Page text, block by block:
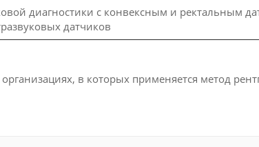
диагностики с конвексным и ректальным
датчиков
в которых применяется метод